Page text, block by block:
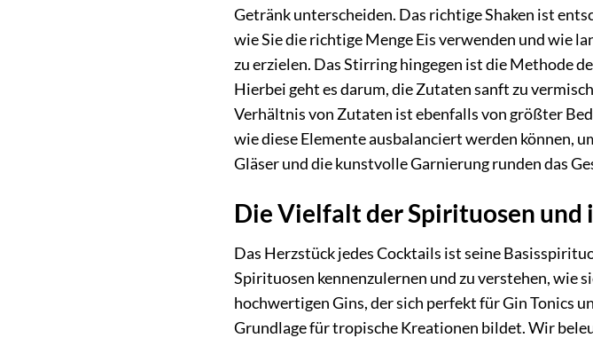
Getränk unterscheiden. Das richtige Shaken ist
wie Sie die richtige Menge Eis verwenden und wie
zu erzielen. Das Stirring hingegen ist die Methode
Hierbei geht es darum, die Zutaten sanft zu
Verhältnis von Zutaten ist ebenfalls von größter
wie diese Elemente ausbalanciert werden können,
Gläser und die kunstvolle Garnierung runden das
Die Vielfalt der Spirituosen und
Das Herzstück jedes Cocktails ist seine
Spirituosen kennenzulernen und zu verstehen, wie
hochwertigen Gins, der sich perfekt für Gin Tonics
Grundlage für tropische Kreationen bildet. Wir